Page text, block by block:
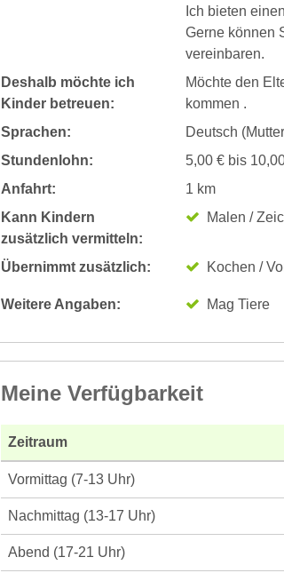
Ich bieten
Gerne können
vereinbaren.
Deshalb möchte ich
Kinder betreuen:
Möchte den
kommen .
Sprachen:
Deutsch
Stundenlohn:
5,00 € bis
Anfahrt:
1 km
Kann Kindern
zusätzlich vermitteln:
Malen /
Übernimmt zusätzlich: Kochen /
Weitere Angaben: Mag Tiere
Meine Verfügbarkeit
Zeitraum
Vormittag (7-13 Uhr)
Nachmittag (13-17 Uhr)
Abend (17-21 Uhr)